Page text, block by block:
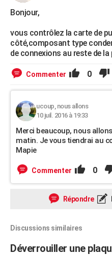
COPAINS D'AVANT
S'inscrire
Se connecter
Lycées
Collèges
Primaires
Universités
Entreprises
Service militaire
Avis de recherche
AVIS DE DÉCÈS
FORUM
Bricolage
Lifestyle
Culture
Sport
Auto
Television
Voyage
Cinema
Bonjour,
vous contrôlez la carte de
côté,composant type
de connexions au reste de la
Commenter 0
ucoup, nous allons
10 juil. 2016 à 19:33
Merci beaucoup, nous
matin. Je vous tiendrai au
Mapie
Commenter 0
Répondre
Discussions similaires
Déverrouiller une